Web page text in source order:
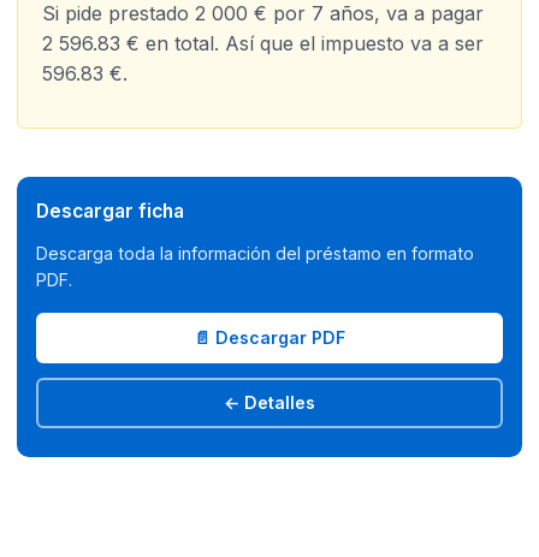
Si pide prestado 2 000 € por 7 años, va a pagar
2 596.83 € en total. Así que el impuesto va a ser
596.83 €.​
Descargar ficha
Descarga toda la información del préstamo en formato
PDF.
📄 Descargar PDF
← Detalles